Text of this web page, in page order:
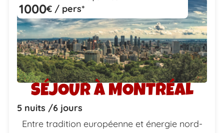
1000€ / pers*
SÉJOUR À MONTRÉAL
5 nuits /6 jours
Entre tradition européenne et énergie nord-